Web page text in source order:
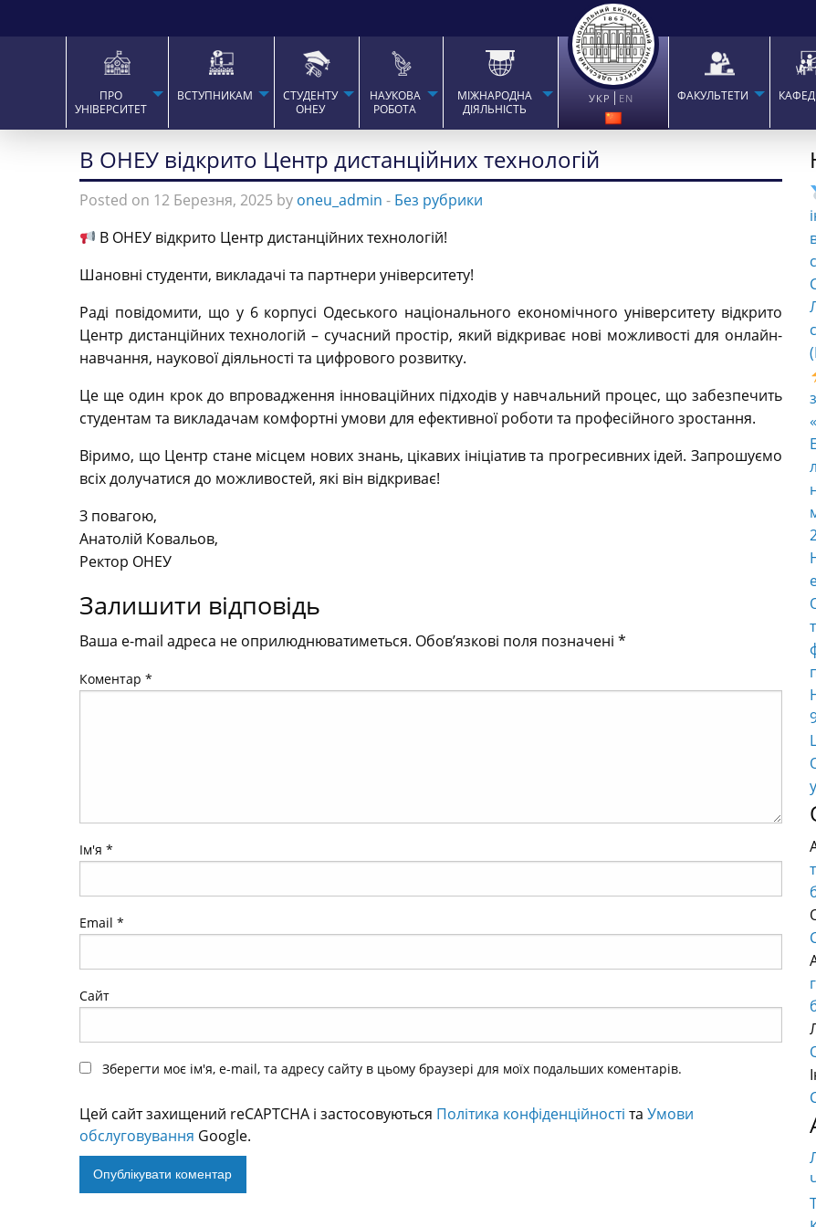
ПРО
УНІВЕРСИТЕТ
ВСТУПНИКАМ
СТУДЕНТУ
ОНЕУ
НАУКОВА
РОБОТА
МІЖНАРОДНА
ДІЯЛЬНІСТЬ
УКР EN ФАКУЛЬТЕТИ
В ОНЕУ відкрито Центр дистанційних технологій
Posted on 12 Березня, 2025 by oneu_admin - Без рубрики
В ОНЕУ відкрито Центр дистанційних технологій!
Шановні студенти, викладачі та партнери університету!
Раді повідомити, що у 6 корпусі Одеського національного економічного університету відкрито
Центр дистанційних технологій – сучасний простір, який відкриває нові можливості для онлайн-
навчання, наукової діяльності та цифрового розвитку.
Це ще один крок до впровадження інноваційних підходів у навчальний процес, що забезпечить
студентам та викладачам комфортні умови для ефективної роботи та професійного зростання.
Віримо, що Центр стане місцем нових знань, цікавих ініціатив та прогресивних ідей. Запрошуємо
всіх долучатися до можливостей, які він відкриває!
З повагою,
Анатолій Ковальов,
Ректор ОНЕУ
Залишити відповідь
Ваша e-mail адреса не оприлюднюватиметься. Обов’язкові поля позначені *
Коментар *
Ім'я *
Email *
Сайт
Зберегти моє ім'я, e-mail, та адресу сайту в цьому браузері для моїх подальших коментарів.
Цей сайт захищений reCAPTCHA і застосовуються Політика конфіденційності та Умови
обслуговування Google.